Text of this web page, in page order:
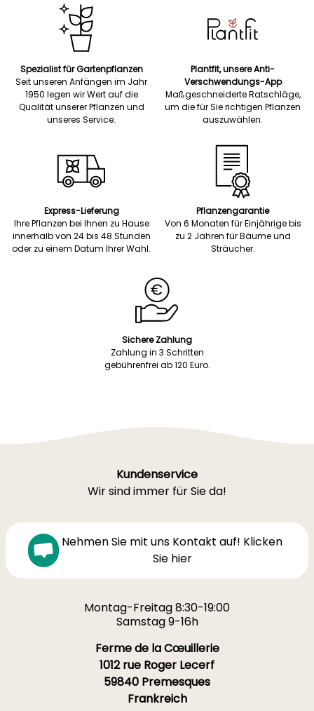
Spezialist für Gartenpflanzen
Seit unseren Anfängen im Jahr
1950 legen wir Wert auf die
Qualität unserer Pflanzen und
unseres Service.
Plantfit, unsere Anti-
Verschwendungs-App
Maßgeschneiderte Ratschläge,
um die für Sie richtigen Pflanzen
auszuwählen.
Express-Lieferung
Ihre Pflanzen bei Ihnen zu Hause
innerhalb von 24 bis 48 Stunden
oder zu einem Datum Ihrer Wahl.
Pflanzengarantie
Von 6 Monaten für Einjährige bis
zu 2 Jahren für Bäume und
Sträucher.
Sichere Zahlung
Zahlung in 3 Schritten
gebührenfrei ab 120 Euro.
Kundenservice
Wir sind immer für Sie da!
Nehmen Sie mit uns Kontakt auf! Klicken
Sie hier
Montag-Freitag 8:30-19:00
Samstag 9-16h
Ferme de la Cœuillerie
1012 rue Roger Lecerf
59840 Premesques
Frankreich